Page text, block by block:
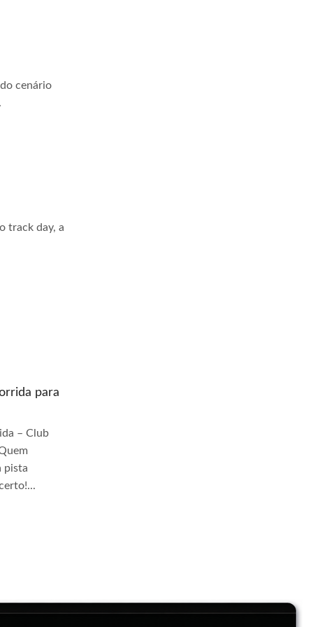
cenário
track day, a
para
– Club
pista